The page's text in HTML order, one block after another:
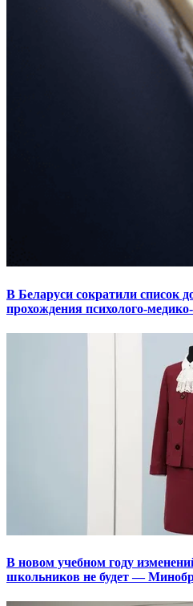
В Беларуси сократили список
прохождения психолого-
В новом учебном году
школьников не будет —